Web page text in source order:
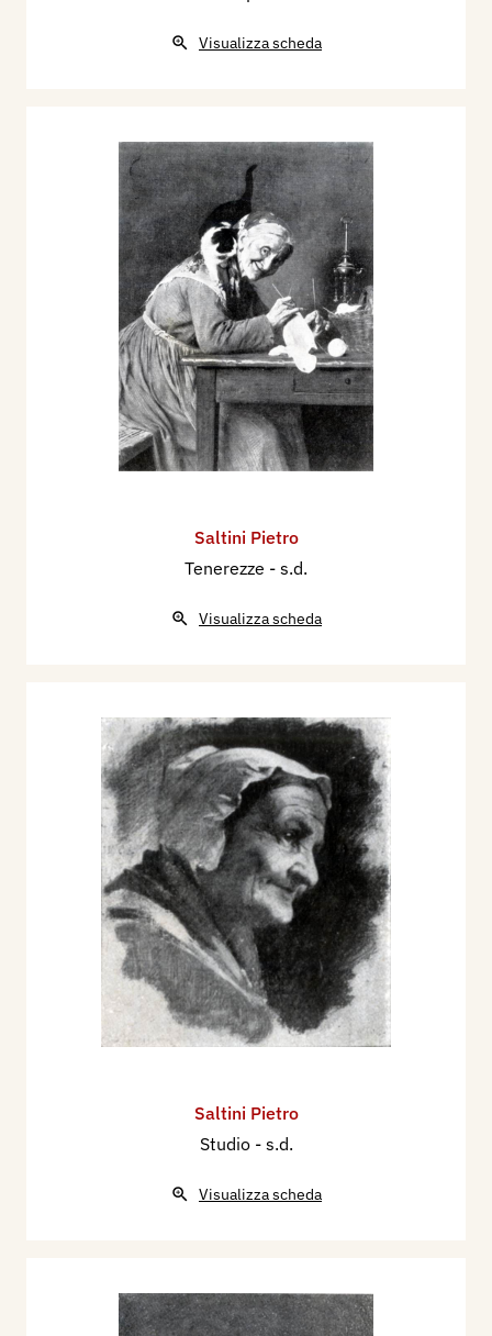
Visualizza scheda
Saltini Pietro
Tenerezze - s.d.
Visualizza scheda
Saltini Pietro
Studio - s.d.
Visualizza scheda